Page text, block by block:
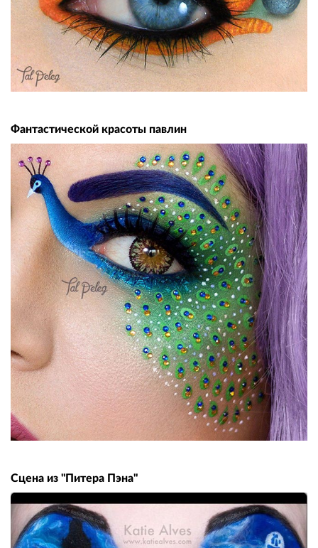
Фантастической красоты павлин
Сцена из "Питера Пэна"